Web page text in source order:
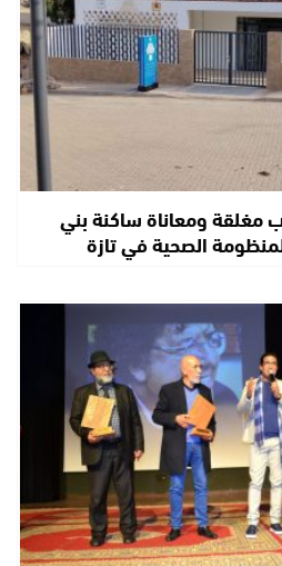
مغلقة ومعاناة ساكنة بني
الصحية في تازة